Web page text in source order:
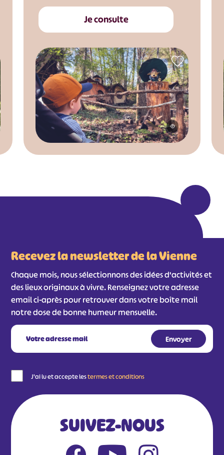
Je consulte
©
Recevez la newsletter de la Vienne
Chaque mois, nous sélectionnons des idées d'activités et
des lieux originaux à vivre. Renseignez votre adresse
email ci-après pour retrouver dans votre boîte mail
notre dose de bonne humeur mensuelle.
J'ai lu et accepte lestermes et conditions
SUIVEZ-NOUS